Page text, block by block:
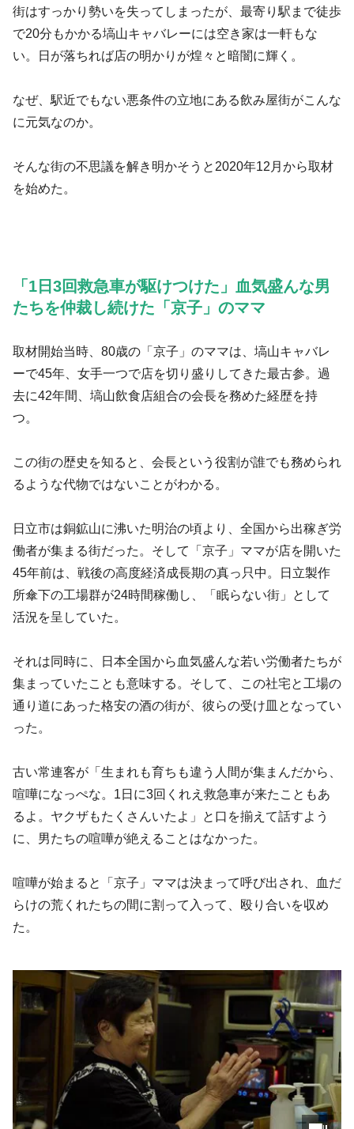
街はすっかり勢いを失ってしまったが、最寄り駅まで徒歩
で20分もかかる塙山キャバレーには空き家は一軒もな
い。日が落ちれば店の明かりが煌々と暗闇に輝く。
なぜ、駅近でもない悪条件の立地にある飲み屋街がこんな
に元気なのか。
そんな街の不思議を解き明かそうと2020年12月から取材
を始めた。
「1日3回救急車が駆けつけた」血気盛んな男
たちを仲裁し続けた「京子」のママ
取材開始当時、80歳の「京子」のママは、塙山キャバレ
ーで45年、女手一つで店を切り盛りしてきた最古参。過
去に42年間、塙山飲食店組合の会長を務めた経歴を持
つ。
この街の歴史を知ると、会長という役割が誰でも務められ
るような代物ではないことがわかる。
日立市は銅鉱山に沸いた明治の頃より、全国から出稼ぎ労
働者が集まる街だった。そして「京子」ママが店を開いた
45年前は、戦後の高度経済成長期の真っ只中。日立製作
所傘下の工場群が24時間稼働し、「眠らない街」として
活況を呈していた。
それは同時に、日本全国から血気盛んな若い労働者たちが
集まっていたことも意味する。そして、この社宅と工場の
通り道にあった格安の酒の街が、彼らの受け皿となってい
った。
古い常連客が「生まれも育ちも違う人間が集まんだから、
喧嘩になっぺな。1日に3回くれえ救急車が来たこともあ
るよ。ヤクザもたくさんいたよ」と口を揃えて話すよう
に、男たちの喧嘩が絶えることはなかった。
喧嘩が始まると「京子」ママは決まって呼び出され、血だ
らけの荒くれたちの間に割って入って、殴り合いを収め
た。